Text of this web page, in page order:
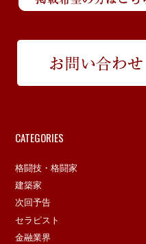
CATEGORIES
格闘技・格闘家
建築家
次回予告
セラピスト
金融業界